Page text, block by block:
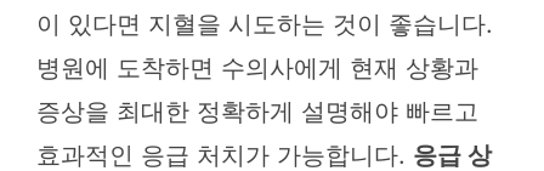
이 있다면 지혈을 시도하는 것이 좋습니다.
병원에 도착하면 수의사에게 현재 상황과
증상을 최대한 정확하게 설명해야 빠르고
효과적인 응급 처치가 가능합니다. 응급 상